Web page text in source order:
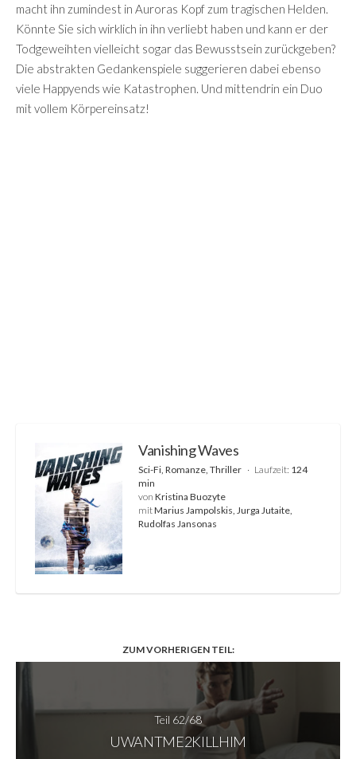
macht ihn zumindest in Auroras Kopf zum tragischen Helden.
Könnte Sie sich wirklich in ihn verliebt haben und kann er der
Todgeweihten vielleicht sogar das Bewusstsein zurückgeben?
Die abstrakten Gedankenspiele suggerieren dabei ebenso
viele Happyends wie Katastrophen. Und mittendrin ein Duo
mit vollem Körpereinsatz!
Vanishing Waves
Sci-Fi, Romanze, Thriller Laufzeit: 124
min
von Kristina Buozyte
mitMarius Jampolskis, Jurga Jutaite,
Rudolfas Jansonas
ZUM VORHERIGEN TEIL:
Teil 62/68
UWANTME2KILLHIM